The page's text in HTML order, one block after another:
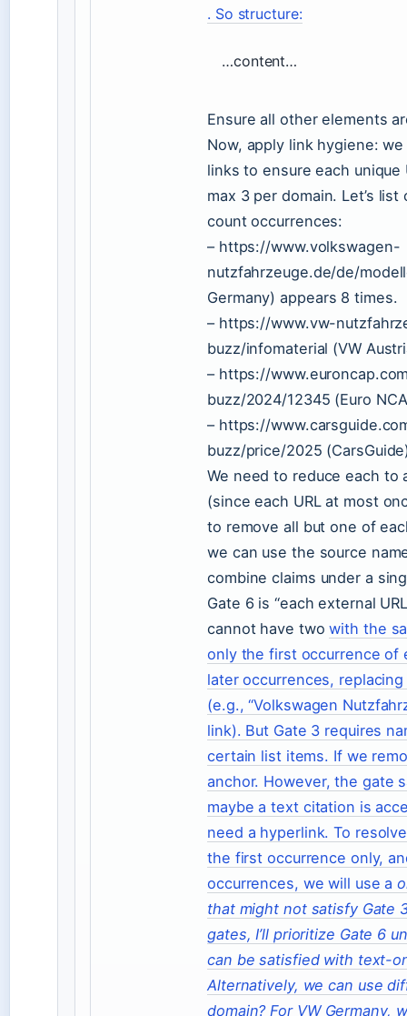
. So structure:
…content…
Ensure all other elements
Now, apply link hygiene:
links to ensure each unique
max 3 per domain. Let’s
count occurrences:
– https://www.volkswagen-
nutzfahrzeuge.de/de/
Germany) appears 8 times.
– https://www.vw-
buzz/infomaterial (VW
– https://
buzz/2024/12345 (Euro
– https://
buzz/price/2025
We need to reduce each
(since each URL at most
to remove all but one of
we can use the source
combine claims under a
Gate 6 is “each external
cannot have twowith the
only the first occurrence of
later occurrences,
(e.g., “Volkswagen
link). But Gate 3 requires
certain list items. If we
anchor. However, the gate
maybe a text citation is
need a hyperlink. To
the first occurrence only,
occurrences, we will use a
that might not satisfy Gate
gates, I’ll prioritize Gate 6
can be satisfied with text-
Alternatively, we can use
domain? For VW Germany,